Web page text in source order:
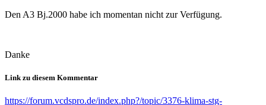
Den A3 Bj.2000 habe ich momentan nicht zur Verfügung.
Danke
Link zu diesem Kommentar
https://forum.vcdspro.de/index.php?/topic/3376-klima-stg-